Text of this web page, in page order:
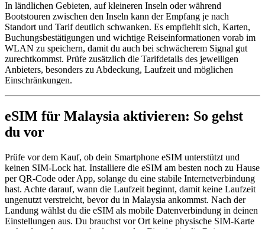
In ländlichen Gebieten, auf kleineren Inseln oder während
Bootstouren zwischen den Inseln kann der Empfang je nach
Standort und Tarif deutlich schwanken. Es empfiehlt sich, Karten,
Buchungsbestätigungen und wichtige Reiseinformationen vorab im
WLAN zu speichern, damit du auch bei schwächerem Signal gut
zurechtkommst. Prüfe zusätzlich die Tarifdetails des jeweiligen
Anbieters, besonders zu Abdeckung, Laufzeit und möglichen
Einschränkungen.
eSIM für Malaysia aktivieren: So gehst
du vor
Prüfe vor dem Kauf, ob dein Smartphone eSIM unterstützt und
keinen SIM-Lock hat. Installiere die eSIM am besten noch zu Hause
per QR-Code oder App, solange du eine stabile Internetverbindung
hast. Achte darauf, wann die Laufzeit beginnt, damit keine Laufzeit
ungenutzt verstreicht, bevor du in Malaysia ankommst. Nach der
Landung wählst du die eSIM als mobile Datenverbindung in deinen
Einstellungen aus. Du brauchst vor Ort keine physische SIM-Karte